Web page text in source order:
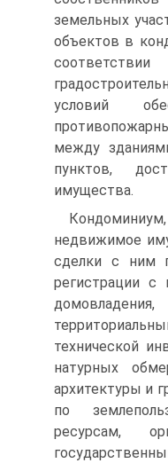
земельных
объектов в
условий
между
пунктов,
имущества.
недвижимое
сделки с ним
регистрации с
технической
натурных
архитектуры и
по
ресурсам,